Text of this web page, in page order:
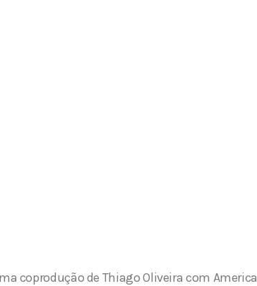
coprodução de Thiago Oliveira com America